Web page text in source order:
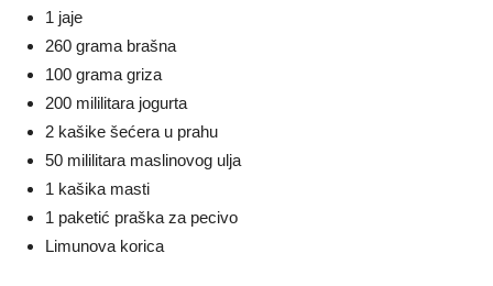
1 jaje
260 grama brašna
100 grama griza
200 mililitara jogurta
2 kašike šećera u prahu
50 mililitara maslinovog ulja
1 kašika masti
1 paketić praška za pecivo
Limunova korica